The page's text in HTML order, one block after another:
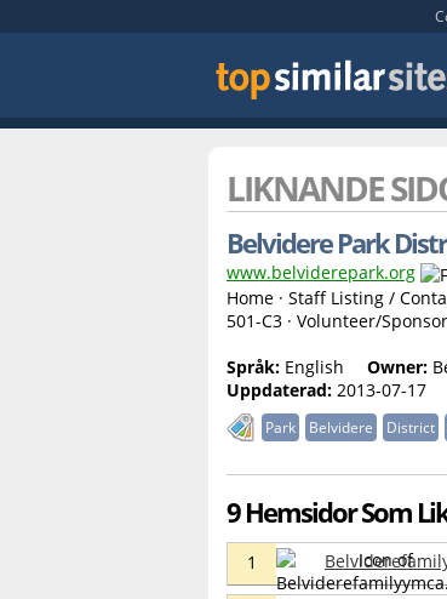
LIKNANDE
Belvidere Park
www.belviderepark.org
Home · Staff Listing /
501-C3 · Volunteer/
Språk: English Owner:
Uppdaterad: 2013-07-17
Park Belvidere District
9 Hemsidor Som
1